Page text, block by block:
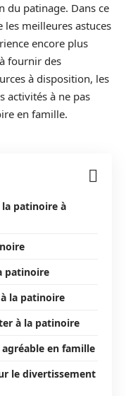
du patinage. Dans ce
les meilleures astuces
encore plus
fournir des
à disposition, les
activités à ne pas
en famille.
la patinoire à
patinoire
la patinoire
à la patinoire
en famille
le divertissement